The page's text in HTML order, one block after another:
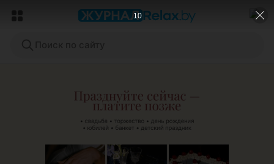
ЭФФЕКТИВНАЯ РЕКЛАМА НА САЙТЕ
8